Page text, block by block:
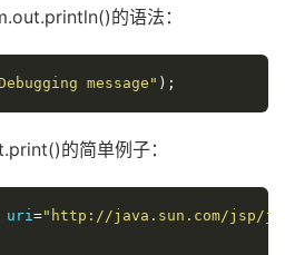
的语法：
message" );
的简单例子：
uri="http://java.sun.com/jsp/